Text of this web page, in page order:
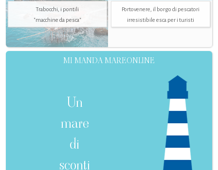
Trabocchi, i pontili
"macchine da pesca"
Portovenere, il borgo di pescatori
irresistibile esca per i turisti
MI MANDA MAREONLINE
Un
mare
di
sconti